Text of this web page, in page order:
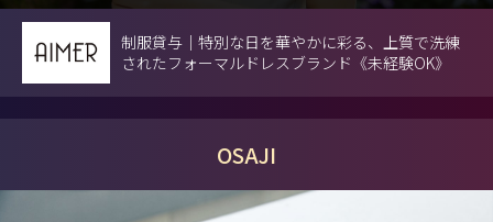
制服貸与｜特別な日を華やかに彩る、上質で洗練
されたフォーマルドレスブランド《未経験OK》
OSAJI